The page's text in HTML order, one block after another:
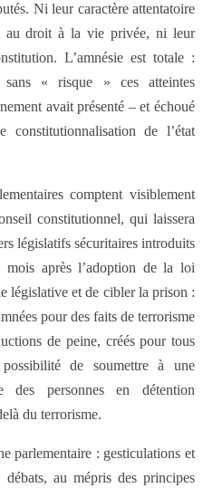
Ni leur caractère attentatoire
au droit à la vie privée, ni leur
L’amnésie est totale :
« risque » ces atteintes
avait présenté – et échoué
de l’état
comptent visiblement
constitutionnel, qui laissera
législatifs sécuritaires introduits
mois après l’adoption de la loi
législative et de cibler la prison :
pour des faits de terrorisme
de peine, créés pour tous
de soumettre à une
des personnes en détention
du terrorisme.
parlementaire : gesticulations et
au mépris des principes